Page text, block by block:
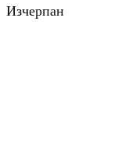
Изчерпан